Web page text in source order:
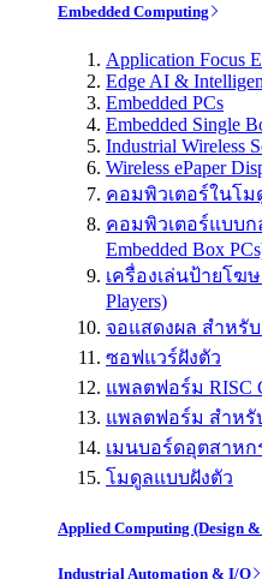
Embedded Computing
Application Focus
Edge AI &
Embedded PCs
Embedded Single
Industrial Wireless
Wireless ePaper
คอมพิวเตอร์ในโม
คอมพิวเตอร์แบบกล่
Embedded Box
เครื่องเล่นป้ายโฆ
Players)
จอแสดงผล สำหรั
ซอฟแวร์ฝังตัว
แพลตฟอร์ม RISC
แพลตฟอร์ม สำหรั
เมนบอร์ดอุตสาหก
โมดูลแบบฝังตัว
Applied Computing (Design
Industrial Automation & I/O